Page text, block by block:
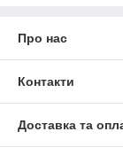
Про нас
Контакти
Доставка та